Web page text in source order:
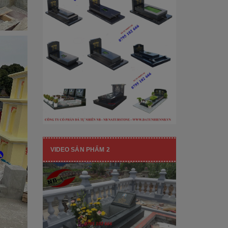
hạng mục nhận diện thương hiệu, nó
còn...
VIDEO SẢN PHẨM 2